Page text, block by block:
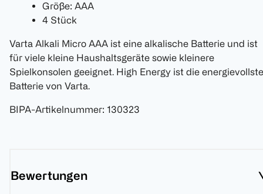
Größe: AAA
4 Stück
Varta Alkali Micro AAA ist eine alkalische Batterie und ist
für viele kleine Haushaltsgeräte sowie kleinere
Spielkonsolen geeignet. High Energy ist die energievollste
Batterie von Varta.
BIPA-Artikelnummer: 130323
Bewertungen